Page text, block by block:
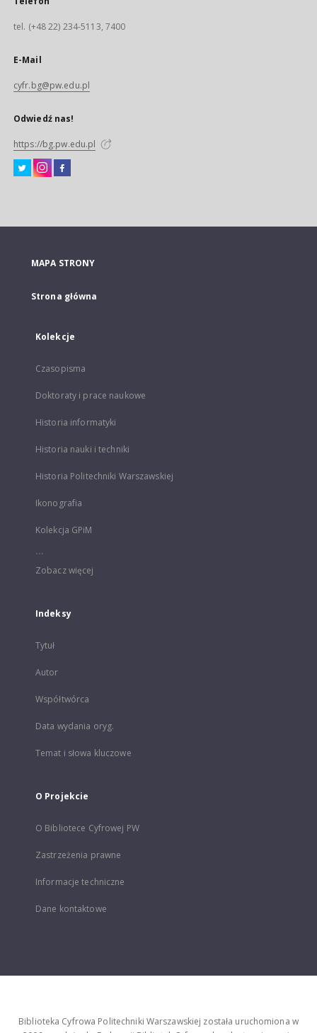
tel. (+48 22) 234-5113, 7400
E-Mail
cyfr.bg@pw.edu.pl
Odwiedź nas!
https://bg.pw.edu.pl
MAPA STRONY
Strona główna
Kolekcje
Czasopisma
Doktoraty i prace naukowe
Historia informatyki
Historia nauki i techniki
Historia Politechniki Warszawskiej
Ikonografia
Kolekcja GPiM
...
Zobacz więcej
Indeksy
Tytuł
Autor
Współtwórca
Data wydania oryg.
Temat i słowa kluczowe
O Projekcie
O Bibliotece Cyfrowej PW
Zastrzeżenia prawne
Informacje techniczne
Dane kontaktowe
Biblioteka Cyfrowa Politechniki Warszawskiej została uruchomiona w